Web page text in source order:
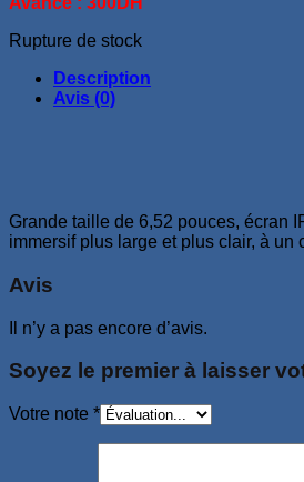
Rupture de stock
Description
Avis (0)
Grande taille de 6,52 pouces, écran
immersif plus large et plus clair, à
Avis
Il n’y a pas encore d’avis.
Soyez le premier à laisser
Votre note *